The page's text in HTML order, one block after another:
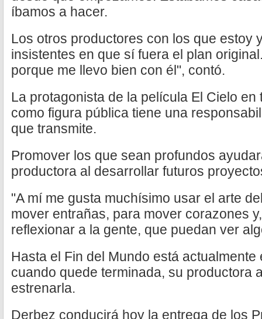
íbamos a hacer.
Los otros productores con los que estoy
insistentes en que sí fuera el plan
porque me llevo bien con él", contó.
La protagonista de la película El Cielo
como figura pública tiene una
que transmite.
Promover los que sean profundos
productora al desarrollar futuros
"A mí me gusta muchísimo usar el arte
mover entrañas, para mover corazones
reflexionar a la gente, que puedan ver
Hasta el Fin del Mundo está
cuando quede terminada, su productora
estrenarla.
Derbez conducirá hoy la entrega de los